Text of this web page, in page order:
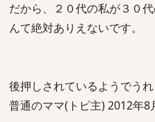
だから、２０代の私が３０
んて絶対ありえないです。
後押しされているようでうれ
普通のママ(トピ主) 2012年8